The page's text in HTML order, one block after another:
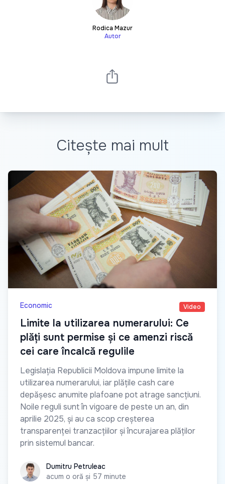
Rodica Mazur
Autor
Citește mai mult
Economic Video
Limite la utilizarea numerarului: Ce
plăți sunt permise și ce amenzi riscă
cei care încalcă regulile
Legislația Republicii Moldova impune limite la
utilizarea numerarului, iar plățile cash care
depășesc anumite plafoane pot atrage sancțiuni.
Noile reguli sunt în vigoare de peste un an, din
aprilie 2025, și au ca scop creșterea
transparenței tranzacțiilor și încurajarea plăților
prin sistemul bancar.
Dumitru Petruleac
Dumitru Petruleac
acum o oră și 57 minute